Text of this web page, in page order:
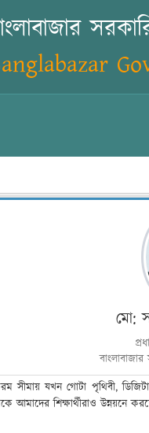
মো:
চরম সীমায় যখন গোটা পৃথিবী,
আমাদের শিক্ষার্থীরাও উন্নয়নে